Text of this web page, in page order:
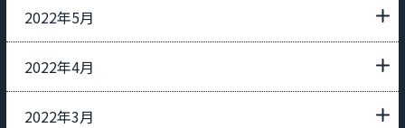
2022年5月
2022年4月
2022年3月